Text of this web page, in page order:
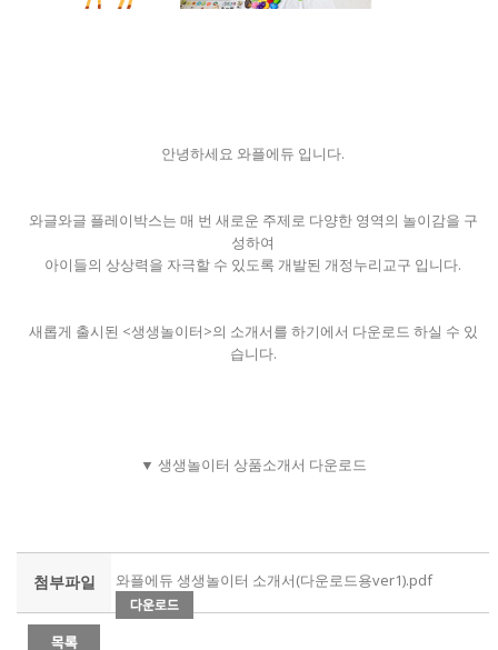
안녕하세요 와플에듀 입니다.
와글와글 플레이박스는 매 번 새로운 주제로 다양한 영역의 놀이감을 구
성하여
아이들의 상상력을 자극할 수 있도록 개발된 개정누리교구 입니다.
새롭게 출시된 <생생놀이터>의 소개서를 하기에서 다운로드 하실 수 있
습니다.
▼ 생생놀이터 상품소개서 다운로드
첨부파일 와플에듀 생생놀이터 소개서(다운로드용ver1).pdf